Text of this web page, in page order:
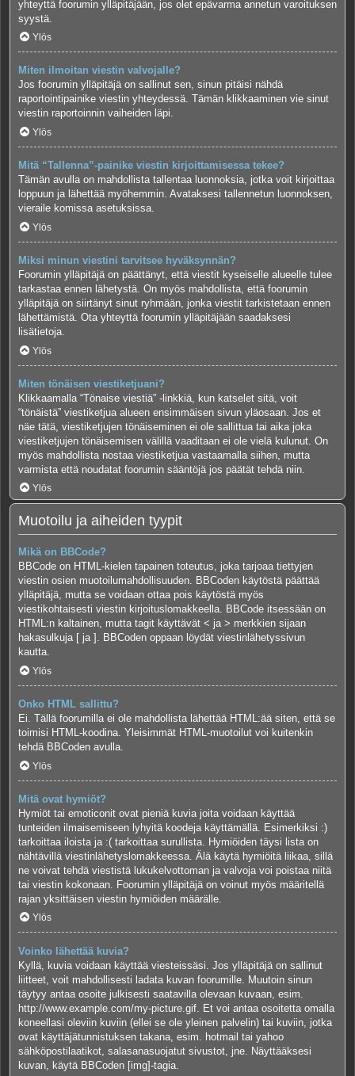
yhteyttä foorumin ylläpitäjään, jos olet epävarma annetun varoituksen
syystä.
Ylös
Miten ilmoitan viestin valvojalle?
Jos foorumin ylläpitäjä on sallinut sen, sinun pitäisi nähdä
raportointipainike viestin yhteydessä. Tämän klikkaaminen vie sinut
viestin raportoinnin vaiheiden läpi.
Ylös
Mitä “Tallenna”-painike viestin kirjoittamisessa tekee?
Tämän avulla on mahdollista tallentaa luonnoksia, jotka voit kirjoittaa
loppuun ja lähettää myöhemmin. Avataksesi tallennetun luonnoksen,
vieraile komissa asetuksissa.
Ylös
Miksi minun viestini tarvitsee hyväksynnän?
Foorumin ylläpitäjä on päättänyt, että viestit kyseiselle alueelle tulee
tarkastaa ennen lähetystä. On myös mahdollista, että foorumin
ylläpitäjä on siirtänyt sinut ryhmään, jonka viestit tarkistetaan ennen
lähettämistä. Ota yhteyttä foorumin ylläpitäjään saadaksesi
lisätietoja.
Ylös
Miten tönäisen viestiketjuani?
Klikkaamalla “Tönaise viestiä” -linkkiä, kun katselet sitä, voit
“tönäistä” viestiketjua alueen ensimmäisen sivun yläosaan. Jos et
näe tätä, viestiketjujen tönäiseminen ei ole sallittua tai aika joka
viestiketjujen tönäisemisen välillä vaaditaan ei ole vielä kulunut. On
myös mahdollista nostaa viestiketjua vastaamalla siihen, mutta
varmista että noudatat foorumin sääntöjä jos päätät tehdä niin.
Ylös
Muotoilu ja aiheiden tyypit
Mikä on BBCode?
BBCode on HTML-kielen tapainen toteutus, joka tarjoaa tiettyjen
viestin osien muotoilumahdollisuuden. BBCoden käytöstä päättää
ylläpitäjä, mutta se voidaan ottaa pois käytöstä myös
viestikohtaisesti viestin kirjoituslomakkeella. BBCode itsessään on
HTML:n kaltainen, mutta tagit käyttävät < ja > merkkien sijaan
hakasulkuja [ ja ]. BBCoden oppaan löydät viestinlähetyssivun
kautta.
Ylös
Onko HTML sallittu?
Ei. Tällä foorumilla ei ole mahdollista lähettää HTML:ää siten, että se
toimisi HTML-koodina. Yleisimmät HTML-muotoilut voi kuitenkin
tehdä BBCoden avulla.
Ylös
Mitä ovat hymiöt?
Hymiöt tai emoticonit ovat pieniä kuvia joita voidaan käyttää
tunteiden ilmaisemiseen lyhyitä koodeja käyttämällä. Esimerkiksi :)
tarkoittaa iloista ja :( tarkoittaa surullista. Hymiöiden täysi lista on
nähtävillä viestinlähetyslomakkeessa. Älä käytä hymiöitä liikaa, sillä
ne voivat tehdä viestistä lukukelvottoman ja valvoja voi poistaa niitä
tai viestin kokonaan. Foorumin ylläpitäjä on voinut myös määritellä
rajan yksittäisen viestin hymiöiden määrälle.
Ylös
Voinko lähettää kuvia?
Kyllä, kuvia voidaan käyttää viesteissäsi. Jos ylläpitäjä on sallinut
liitteet, voit mahdollisesti ladata kuvan foorumille. Muutoin sinun
täytyy antaa osoite julkisesti saatavilla olevaan kuvaan, esim.
http://www.example.com/my-picture.gif. Et voi antaa osoitetta omalla
koneellasi oleviin kuviin (ellei se ole yleinen palvelin) tai kuviin, jotka
ovat käyttäjätunnistuksen takana, esim. hotmail tai yahoo
sähköpostilaatikot, salasanasuojatut sivustot, jne. Näyttääksesi
kuvan, käytä BBCoden [img]-tagia.